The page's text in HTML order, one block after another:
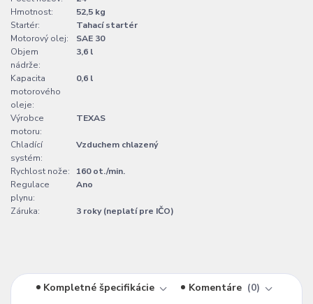
Hmotnost:
52,5 kg
Startér:
Tahací startér
Motorový olej:
SAE 30
Objem
nádrže:
3,6 l
Kapacita
motorového
oleje:
0,6 l
Výrobce
motoru:
TEXAS
Chladící
systém:
Vzduchem chlazený
Rychlost nože:
160 ot./min.
Regulace
plynu:
Ano
Záruka: 3 roky (neplatí pre IČO)
Kompletné špecifikácie Komentáre
0